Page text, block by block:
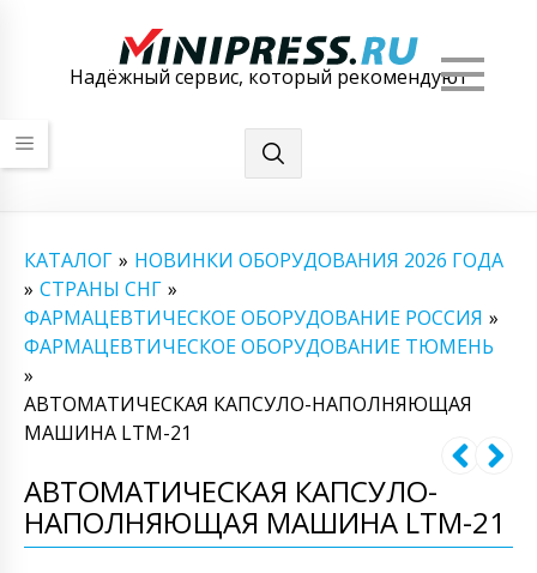
Надёжный сервис, который рекомендуют
КАТАЛОГ » НОВИНКИ ОБОРУДОВАНИЯ 2026 ГОДА
» СТРАНЫ СНГ »
ФАРМАЦЕВТИЧЕСКОЕ ОБОРУДОВАНИЕ РОССИЯ »
ФАРМАЦЕВТИЧЕСКОЕ ОБОРУДОВАНИЕ ТЮМЕНЬ
»
АВТОМАТИЧЕСКАЯ КАПСУЛО-НАПОЛНЯЮЩАЯ
МАШИНА LTM-21
АВТОМАТИЧЕСКАЯ КАПСУЛО-
НАПОЛНЯЮЩАЯ МАШИНА LTM-21